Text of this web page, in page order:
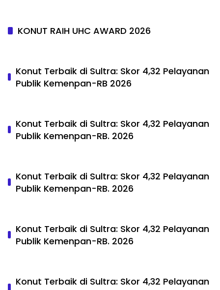
KONUT RAIH UHC AWARD 2026
Konut Terbaik di Sultra: Skor 4,32 Pelayanan
Publik Kemenpan-RB 2026
Konut Terbaik di Sultra: Skor 4,32 Pelayanan
Publik Kemenpan-RB. 2026
Konut Terbaik di Sultra: Skor 4,32 Pelayanan
Publik Kemenpan-RB. 2026
Konut Terbaik di Sultra: Skor 4,32 Pelayanan
Publik Kemenpan-RB. 2026
Konut Terbaik di Sultra: Skor 4,32 Pelayanan